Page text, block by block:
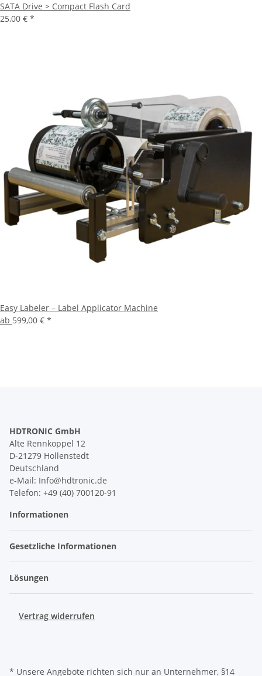
SATA Drive > Compact Flash Card
25,00 € *
Easy Labeler – Label Applicator Machine
ab 599,00 € *
HDTRONIC GmbH
Alte Rennkoppel 12
D-21279 Hollenstedt
Deutschland
e-Mail: Info@hdtronic.de
Telefon: +49 (40) 700120-91
Informationen
Gesetzliche Informationen
Lösungen
Vertrag widerrufen
* Unsere Angebote richten sich nur an Unternehmer, §14